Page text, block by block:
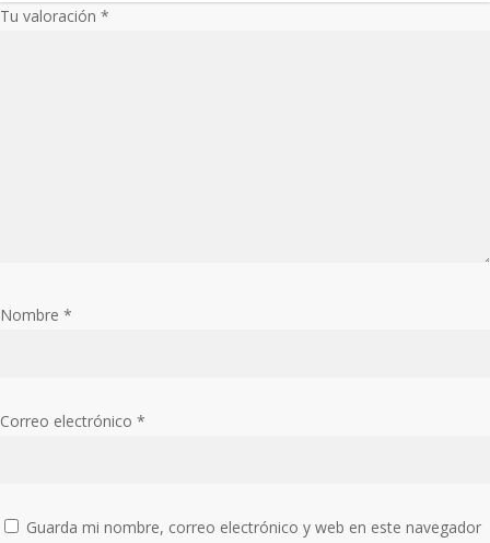
Tu valoración *
Nombre *
Correo electrónico *
Guarda mi nombre, correo electrónico y web en este navegador